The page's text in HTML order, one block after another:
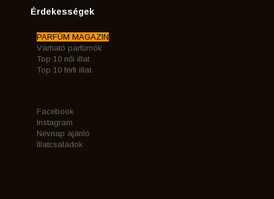
Érdekességek
PARFÜM MAGAZIN
Várható parfümök
Top 10 női illat
Top 10 férfi illat
Facebook
Instagram
Névnap ajánló
Illatcsaládok